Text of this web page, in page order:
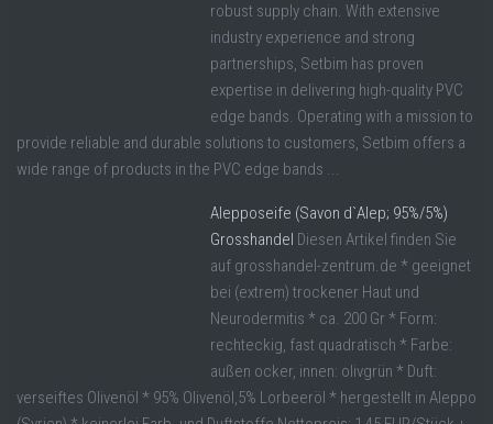
robust supply chain. With extensive
industry experience and strong
partnerships, Setbim has proven
expertise in delivering high-quality PVC
edge bands. Operating with a mission to
provide reliable and durable solutions to customers, Setbim offers a
wide range of products in the PVC edge bands ...
Alepposeife (Savon d`Alep; 95%/5%)
Grosshandel Diesen Artikel finden Sie
auf grosshandel-zentrum.de * geeignet
bei (extrem) trockener Haut und
Neurodermitis * ca. 200 Gr * Form:
rechteckig, fast quadratisch * Farbe:
außen ocker, innen: olivgrün * Duft:
verseiftes Olivenöl * 95% Olivenöl,5% Lorbeeröl * hergestellt in Aleppo